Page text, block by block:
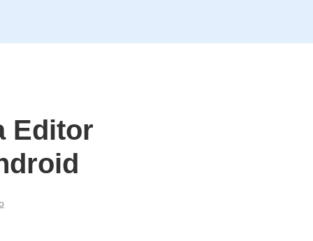
Editor